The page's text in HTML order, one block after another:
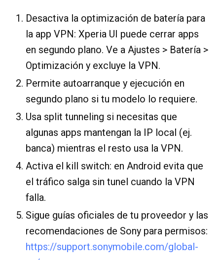
Desactiva la optimización de batería para
la app VPN: Xperia UI puede cerrar apps
en segundo plano. Ve a Ajustes > Batería >
Optimización y excluye la VPN.
Permite autoarranque y ejecución en
segundo plano si tu modelo lo requiere.
Usa split tunneling si necesitas que
algunas apps mantengan la IP local (ej.
banca) mientras el resto usa la VPN.
Activa el kill switch: en Android evita que
el tráfico salga sin tunel cuando la VPN
falla.
Sigue guías oficiales de tu proveedor y las
recomendaciones de Sony para permisos:
https://support.sonymobile.com/global-